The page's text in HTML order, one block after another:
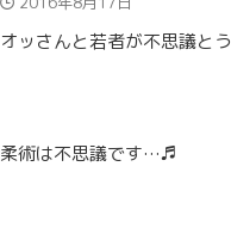
オッさんと若者が不思議と
柔術は不思議です…♬